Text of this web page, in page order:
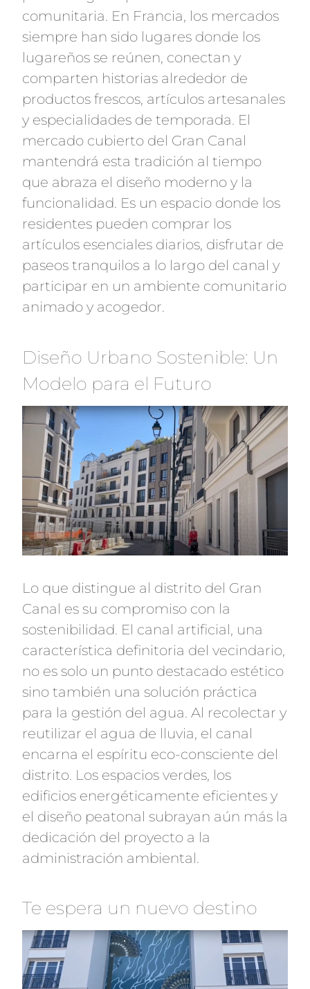
comunitaria. En Francia, los mercados
siempre han sido lugares donde los
lugareños se reúnen, conectan y
comparten historias alrededor de
productos frescos, artículos artesanales
y especialidades de temporada. El
mercado cubierto del Gran Canal
mantendrá esta tradición al tiempo
que abraza el diseño moderno y la
funcionalidad. Es un espacio donde los
residentes pueden comprar los
artículos esenciales diarios, disfrutar de
paseos tranquilos a lo largo del canal y
participar en un ambiente comunitario
animado y acogedor.
Diseño Urbano Sostenible: Un
Modelo para el Futuro
Lo que distingue al distrito del Gran
Canal es su compromiso con la
sostenibilidad. El canal artificial, una
característica definitoria del vecindario,
no es solo un punto destacado estético
sino también una solución práctica
para la gestión del agua. Al recolectar y
reutilizar el agua de lluvia, el canal
encarna el espíritu eco-consciente del
distrito. Los espacios verdes, los
edificios energéticamente eficientes y
el diseño peatonal subrayan aún más la
dedicación del proyecto a la
administración ambiental.
Te espera un nuevo destino